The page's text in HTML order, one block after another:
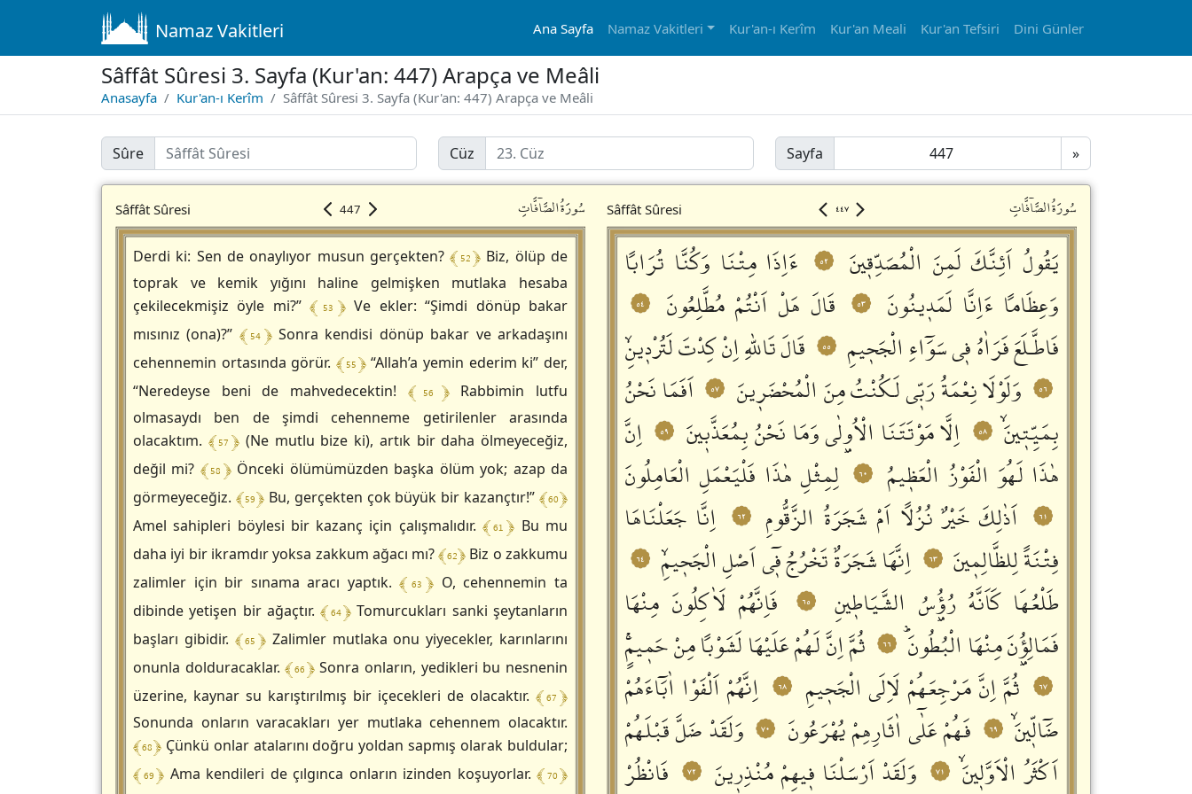
Namaz Vakitleri Ana Sayfa Namaz Vakitleri Kur'an-ı Kerîm Kur'an Meali Kur'an Tefsiri Dini Günler
Sâffât Sûresi 3. Sayfa (Kur'an: 447) Arapça ve Meâli
Anasayfa Kur'an-ı Kerîm Sâffât Sûresi 3. Sayfa (Kur'an: 447) Arapça ve Meâli
Sûre Cüz Sayfa »
Sâffât Sûresi 447 سُورَةُالصَّاۤفَّاتِ
Derdi ki: Sen de onaylıyor musun gerçekten?﴾ 52 ﴿ Biz, ölüp de
toprak ve kemik yığını haline gelmişken mutlaka hesaba
çekilecekmişiz öyle mi?”﴾ 53 ﴿ Ve ekler: “Şimdi dönüp bakar
mısınız (ona)?” ﴾ 54 ﴿Sonra kendisi dönüp bakar ve arkadaşını
cehennemin ortasında görür.﴾ 55 ﴿“Allah’a yemin ederim ki” der,
“Neredeyse beni de mahvedecektin! ﴾ 56 ﴿Rabbimin lutfu
olmasaydı ben de şimdi cehenneme getirilenler arasında
olacaktım. ﴾ 57 ﴿ (Ne mutlu bize ki), artık bir daha ölmeyeceğiz,
değil mi? ﴾ 58 ﴿Önceki ölümümüzden başka ölüm yok; azap da
görmeyeceğiz. ﴾ 59 ﴿Bu, gerçekten çok büyük bir kazançtır!”﴾ 60 ﴿
Amel sahipleri böylesi bir kazanç için çalışmalıdır. ﴾ 61 ﴿ Bu mu
daha iyi bir ikramdır yoksa zakkum ağacı mı?﴾ 62 ﴿ Biz o zakkumu
zalimler için bir sınama aracı yaptık.﴾ 63 ﴿ O, cehennemin ta
dibinde yetişen bir ağaçtır.﴾ 64 ﴿ Tomurcukları sanki şeytanların
başları gibidir. ﴾ 65 ﴿ Zalimler mutlaka onu yiyecekler, karınlarını
onunla dolduracaklar.﴾ 66 ﴿Sonra onların, yedikleri bu nesnenin
üzerine, kaynar su karıştırılmış bir içecekleri de olacaktır. ﴾ 67 ﴿
Sonunda onların varacakları yer mutlaka cehennem olacaktır.
﴾ 68 ﴿Çünkü onlar atalarını doğru yoldan sapmış olarak buldular;
﴾ 69 ﴿ Ama kendileri de çılgınca onların izinden koşuyorlar. ﴾ 70 ﴿
Sâffât Sûresi ٤٤٧ سُورَةُالصَّاۤفَّاتِ
يَقُولُ اَئِنَّكَ لَمِنَ الْمُصَدِّقٖينَ ٥٢
ءَاِذَا مِتْنَا وَكُنَّا تُرَاباً
وَعِظَاماً ءَاِنَّا لَمَدٖينُونَ
٥٣ قَالَ هَلْ اَنْتُمْ مُطَّلِعُونَ ٥٤
فَاطَّـلَعَ فَرَاٰهُ فٖي سَوَٓاءِ الْجَحٖيمِ ٥٥ قَالَ تَاللّٰهِ اِنْ كِدْتَ لَتُرْدٖينِۙ
٥٦ وَلَوْلَا نِعْمَةُ رَبّٖي لَكُنْتُ مِنَ الْمُحْضَرٖينَ ٥٧
اَفَمَا نَحْنُ
بِمَيِّتٖينَۙ
٥٨ اِلَّا مَوْتَتَنَا الْاُو۫لٰى وَمَا نَحْنُ بِمُعَذَّبٖينَ ٥٩
اِنَّ
هٰذَا لَهُوَ الْفَوْزُ الْعَظٖيمُ
٦٠ لِمِثْلِ هٰذَا فَلْيَعْمَلِ الْعَامِلُونَ
٦١ اَذٰلِكَ خَيْرٌ نُزُلاً اَمْ شَجَرَةُ الزَّقُّومِ ٦٢
اِنَّا جَعَلْنَاهَا
فِتْنَةً لِلظَّالِمٖينَ
٦٣ اِنَّهَا شَجَرَةٌ تَخْرُجُ فٖٓي اَصْلِ الْجَحٖيمِۙ ٦٤
طَلْعُهَا كَاَنَّهُ رُؤُ۫سُ الشَّيَاطٖينِ ٦٥
فَاِنَّهُمْ لَاٰكِلُونَ مِنْهَا
فَمَالِؤُ۫نَ مِنْهَا الْبُطُونَؕ
٦٦ ثُمَّ اِنَّ لَهُمْ عَلَيْهَا لَشَوْباً مِنْ حَمٖيمٍۚ
٦٧ ثُمَّ اِنَّ مَرْجِعَهُمْ لَاِلَى الْجَحٖيمِ ٦٨
اِنَّهُمْ اَلْفَوْا اٰبَٓاءَهُمْ
ضَٓالّٖينَۙ
٦٩ فَهُمْ عَلٰٓى اٰثَارِهِمْ يُهْرَعُونَ ٧٠
وَلَقَدْ ضَلَّ قَبْلَهُمْ
اَكْثَرُ الْاَوَّلٖينَۙ
٧١ وَلَقَدْ اَرْسَلْنَا فٖيهِمْ مُنْذِرٖينَ ٧٢ فَانْظُرْ